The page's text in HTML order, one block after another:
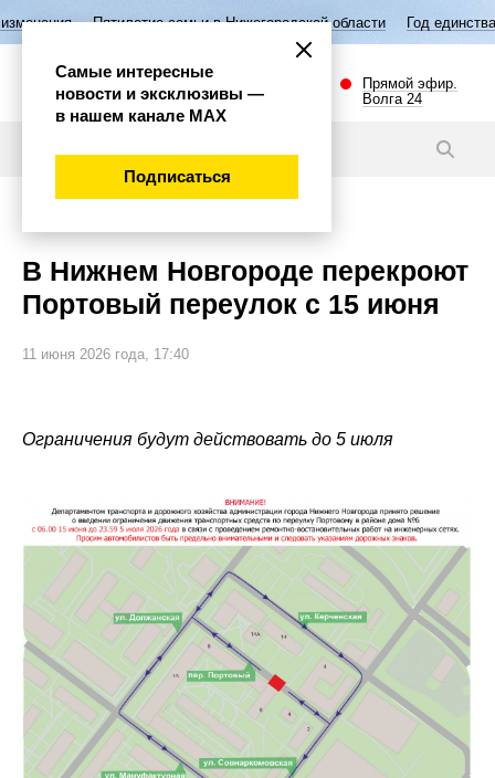
семьи в Нижегородской области Год единства народов России
Прямой эфир.
Волга 24
В Нижнем Новгороде перекроют
Портовый переулок с 15 июня
11 июня 2026 года, 17:40
Ограничения будут действовать до 5 июля
Самые интересные
новости и эксклюзивы —
в нашем канале МАХ
Подписаться